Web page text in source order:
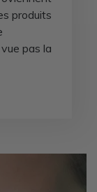
produits
pas la